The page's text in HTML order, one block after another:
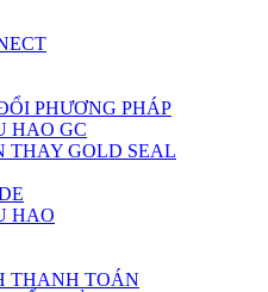
PHƯƠNG PHÁP
HAO GC
THAY GOLD SEAL
HAO
THANH TOÁN